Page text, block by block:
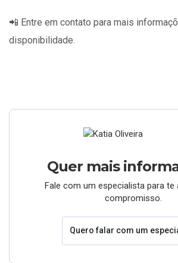
📲 Entre em contato para mais
disponibilidade.
Quer mais
Fale com um especialista para te
compromisso.
Quero falar com um